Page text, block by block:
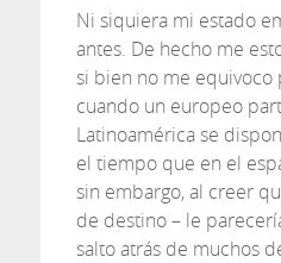
Ni siquiera mi estado
antes. De hecho me
si bien no me equivoco
cuando un europeo
Latinoamérica se
el tiempo que en el
sin embargo, al creer
de destino – le
salto atrás de muchos